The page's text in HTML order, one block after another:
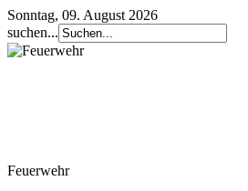
Sonntag, 09. August 2026
suchen...
Feuerwehr